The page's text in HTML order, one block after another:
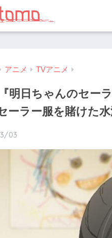
アニメ TVアニメ
明日ちゃんのセー
ーラー服を賭けた水
03